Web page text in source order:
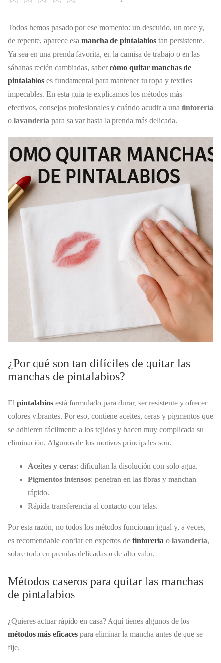
Todos hemos pasado por ese momento: un descuido, un roce y,
de repente, aparece esa mancha de pintalabios tan persistente.
Ya sea en una prenda favorita, en la camisa de trabajo o en las
sábanas recién cambiadas, sabercómo quitar manchas de
pintalabios es fundamental para mantener tu ropa y textiles
impecables. En esta guía te explicamos los métodos más
efectivos, consejos profesionales y cuándo acudir a una tintorería
o lavandería para salvar hasta la prenda más delicada.
¿Por qué son tan difíciles de quitar las
manchas de pintalabios?
El pintalabios está formulado para durar, ser resistente y ofrecer
colores vibrantes. Por eso, contiene aceites, ceras y pigmentos que
se adhieren fácilmente a los tejidos y hacen muy complicada su
eliminación. Algunos de los motivos principales son:
Aceites y ceras: dificultan la disolución con solo agua.
Pigmentos intensos: penetran en las fibras y manchan
rápido.
Rápida transferencia al contacto con telas.
Por esta razón, no todos los métodos funcionan igual y, a veces,
es recomendable confiar en expertos de tintorería o lavandería,
sobre todo en prendas delicadas o de alto valor.
Métodos caseros para quitar las manchas
de pintalabios
¿Quieres actuar rápido en casa? Aquí tienes algunos de los
métodos más eficaces para eliminar la mancha antes de que se
fije.